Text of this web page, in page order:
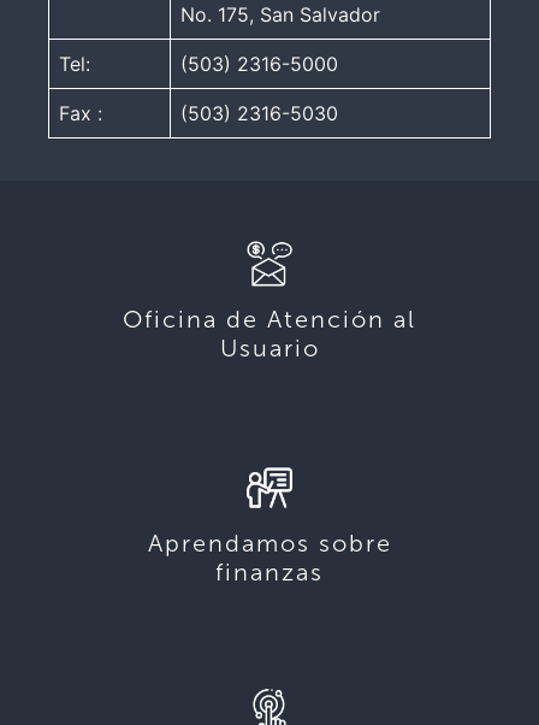
No. 175, San Salvador
Tel: (503) 2316-5000
Fax : (503) 2316-5030
Oficina de Atención al
Usuario
Aprendamos sobre
finanzas